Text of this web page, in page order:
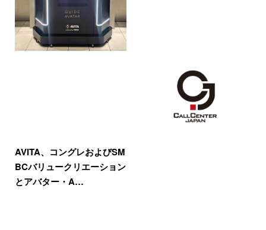
AVITA、コングレおよびSM
BCバリュークリエーション
とアバター・A…